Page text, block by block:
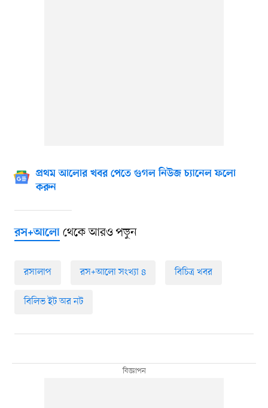
প্রথম আলোর খবর পেতে গুগল নিউজ চ্যানেল ফলো
করুন
রস+আলোথেকে আরও পড়ুন
রসালাপ রস‍+আলো সংখ্যা ৪ বিচিত্র খবর
বিলিভ ইট অর নট